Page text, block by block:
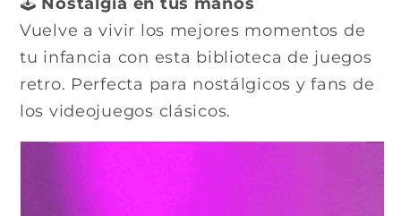
Vuelve a vivir los mejores momentos de
tu infancia con esta biblioteca de juegos
retro. Perfecta para nostálgicos y fans de
los videojuegos clásicos.